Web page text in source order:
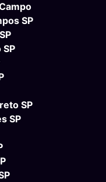
SP
SP
SP